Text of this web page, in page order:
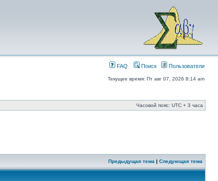
FAQ Поиск Пользователи
Текущее время: Пт авг 07, 2026 8:14 am
Часовой пояс: UTC + 3 часа
Предыдущая тема | Следующая тема